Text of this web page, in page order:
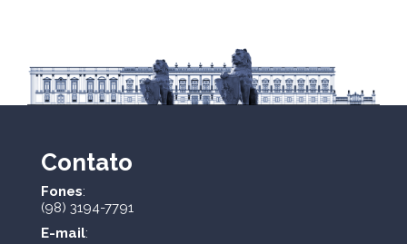
Contato
Fones:
(98) 3194-7791
E-mail: